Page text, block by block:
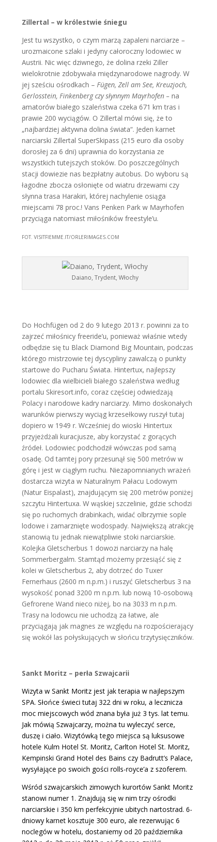
Zillertal – w królestwie śniegu
Jest tu wszystko, o czym marzą zapaleni narciarze –
urozmaicone szlaki i jedyny całoroczny lodowiec w
Austrii. Nic więc dziwnego, że dolina rzeki Ziller
wielokrotnie zdobywała międzynarodowe nagrody. W
jej sześciu ośrodkach – Fügen, Zell am See, Kreuzjoch,
Gerlosstein, Finkenberg czy słynnym Mayrhofen – na
amatorów białego szaleństwa czeka 671 km tras i
prawie 200 wyciągów. O Zillertal mówi się, że to
„najbardziej aktywna dolina świata“. Jeden karnet
narciarski Zillertal SuperSkipass (215 euro dla osoby
dorosłej za 6 dni) uprawnia do korzystania ze
wszystkich tutejszych stoków. Do poszczególnych
stacji dowiezie nas bezpłatny autobus. Do wyboru są
łagodne zbocza osłonięte od wiatru drzewami czy
słynna trasa Harakiri, której nachylenie osiąga
miejscami 78 proc.! Vans Penken Park w Mayrhofen
przyciąga natomiast miłośników freestyle’u.
FOT. VISITFIEMME.IT/ORLERIMAGES.COM
Daiano, Trydent, Włochy
Do Hochfügen od 2 do 9 lutego 2013 r. powinni za to
zajrzeć miłośnicy freeride’u, ponieważ właśnie wtedy
odbędzie się tu Black Diamond Big Mountain, podczas
którego mistrzowie tej dyscypliny zawalczą o punkty
startowe do Pucharu Świata. Hintertux, najlepszy
lodowiec dla wielbicieli białego szaleństwa według
portalu Skiresort.info, coraz częściej odwiedzają
Polacy i narodowe kadry narciarzy. Mimo doskonałych
warunków pierwszy wyciąg krzesełkowy ruszył tutaj
dopiero w 1949 r. Wcześniej do wioski Hintertux
przyjeżdżali kuracjusze, aby korzystać z gorących
źródeł. Lodowiec podchodził wówczas pod samą
osadę. Od tamtej pory przesunął się 500 metrów w
górę i jest w ciągłym ruchu. Niezapomnianych wrażeń
dostarcza wizyta w Naturalnym Pałacu Lodowym
(Natur Eispalast), znajdującym się 200 metrów poniżej
szczytu Hintertuxa. W wąskiej szczelinie, gdzie schodzi
się po ruchomych drabinkach, widać olbrzymie sople
lodowe i zamarznięte wodospady. Największą atrakcję
stanowią tu jednak niewątpliwie stoki narciarskie.
Kolejka Gletscherbus 1 dowozi narciarzy na halę
Sommerbergalm. Stamtąd możemy przesiąść się z
kolei w Gletscherbus 2, aby dotrzeć do Tuxer
Fernerhaus (2600 m n.p.m.) i ruszyć Gletscherbus 3 na
wysokość ponad 3200 m n.p.m. lub nową 10-osobową
Gefrorene Wand nieco niżej, bo na 3033 m n.p.m.
Trasy na lodowcu nie uchodzą za łatwe, ale
przyciągają jak magnes ze względu na rozpościerający
się wokół las połyskujących w słońcu trzytysięczników.
Sankt Moritz – perła Szwajcarii
Wizyta w Sankt Moritz jest jak terapia w najlepszym
SPA. Słońce świeci tutaj 322 dni w roku, a lecznicza
moc miejscowych wód znana była już 3 tys. lat temu.
Jak mówią Szwajcarzy, można tu wyleczyć serce,
duszę i ciało. Wizytówką tego miejsca są luksusowe
hotele Kulm Hotel St. Moritz, Carlton Hotel St. Moritz,
Kempinski Grand Hotel des Bains czy Badrutt’s Palace,
wysyłające po swoich gości rolls-royce’a z szoferem.
Wśród szwajcarskich zimowych kurortów Sankt Moritz
stanowi numer 1. Znajdują się w nim trzy ośrodki
narciarskie i 350 km perfekcyjnie ubitych nartostrad. 6-
dniowy karnet kosztuje 300 euro, ale rezerwując 6
noclegów w hotelu, dostaniemy od 20 października